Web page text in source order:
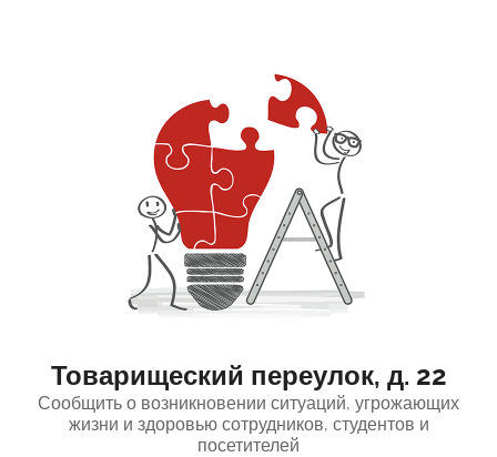
Товарищеский переулок, д. 22
Сообщить о возникновении ситуаций, угрожающих
жизни и здоровью сотрудников, студентов и
посетителей